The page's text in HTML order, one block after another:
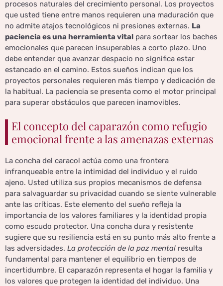
procesos naturales del crecimiento personal. Los proyectos
que usted tiene entre manos requieren una maduración que
no admite atajos tecnológicos ni presiones externas. La
paciencia es una herramienta vital para sortear los baches
emocionales que parecen insuperables a corto plazo. Uno
debe entender que avanzar despacio no significa estar
estancado en el camino. Estos sueños indican que los
proyectos personales requieren más tiempo y dedicación de
la habitual. La paciencia se presenta como el motor principal
para superar obstáculos que parecen inamovibles.
El concepto del caparazón como refugio
emocional frente a las amenazas externas
La concha del caracol actúa como una frontera
infranqueable entre la intimidad del individuo y el ruido
ajeno. Usted utiliza sus propios mecanismos de defensa
para salvaguardar su privacidad cuando se siente vulnerable
ante las críticas. Este elemento del sueño refleja la
importancia de los valores familiares y la identidad propia
como escudo protector. Una concha dura y resistente
sugiere que su resiliencia está en su punto más alto frente a
las adversidades. La protección de la paz mental resulta
fundamental para mantener el equilibrio en tiempos de
incertidumbre. El caparazón representa el hogar la familia y
los valores que protegen la identidad del individuo. Una